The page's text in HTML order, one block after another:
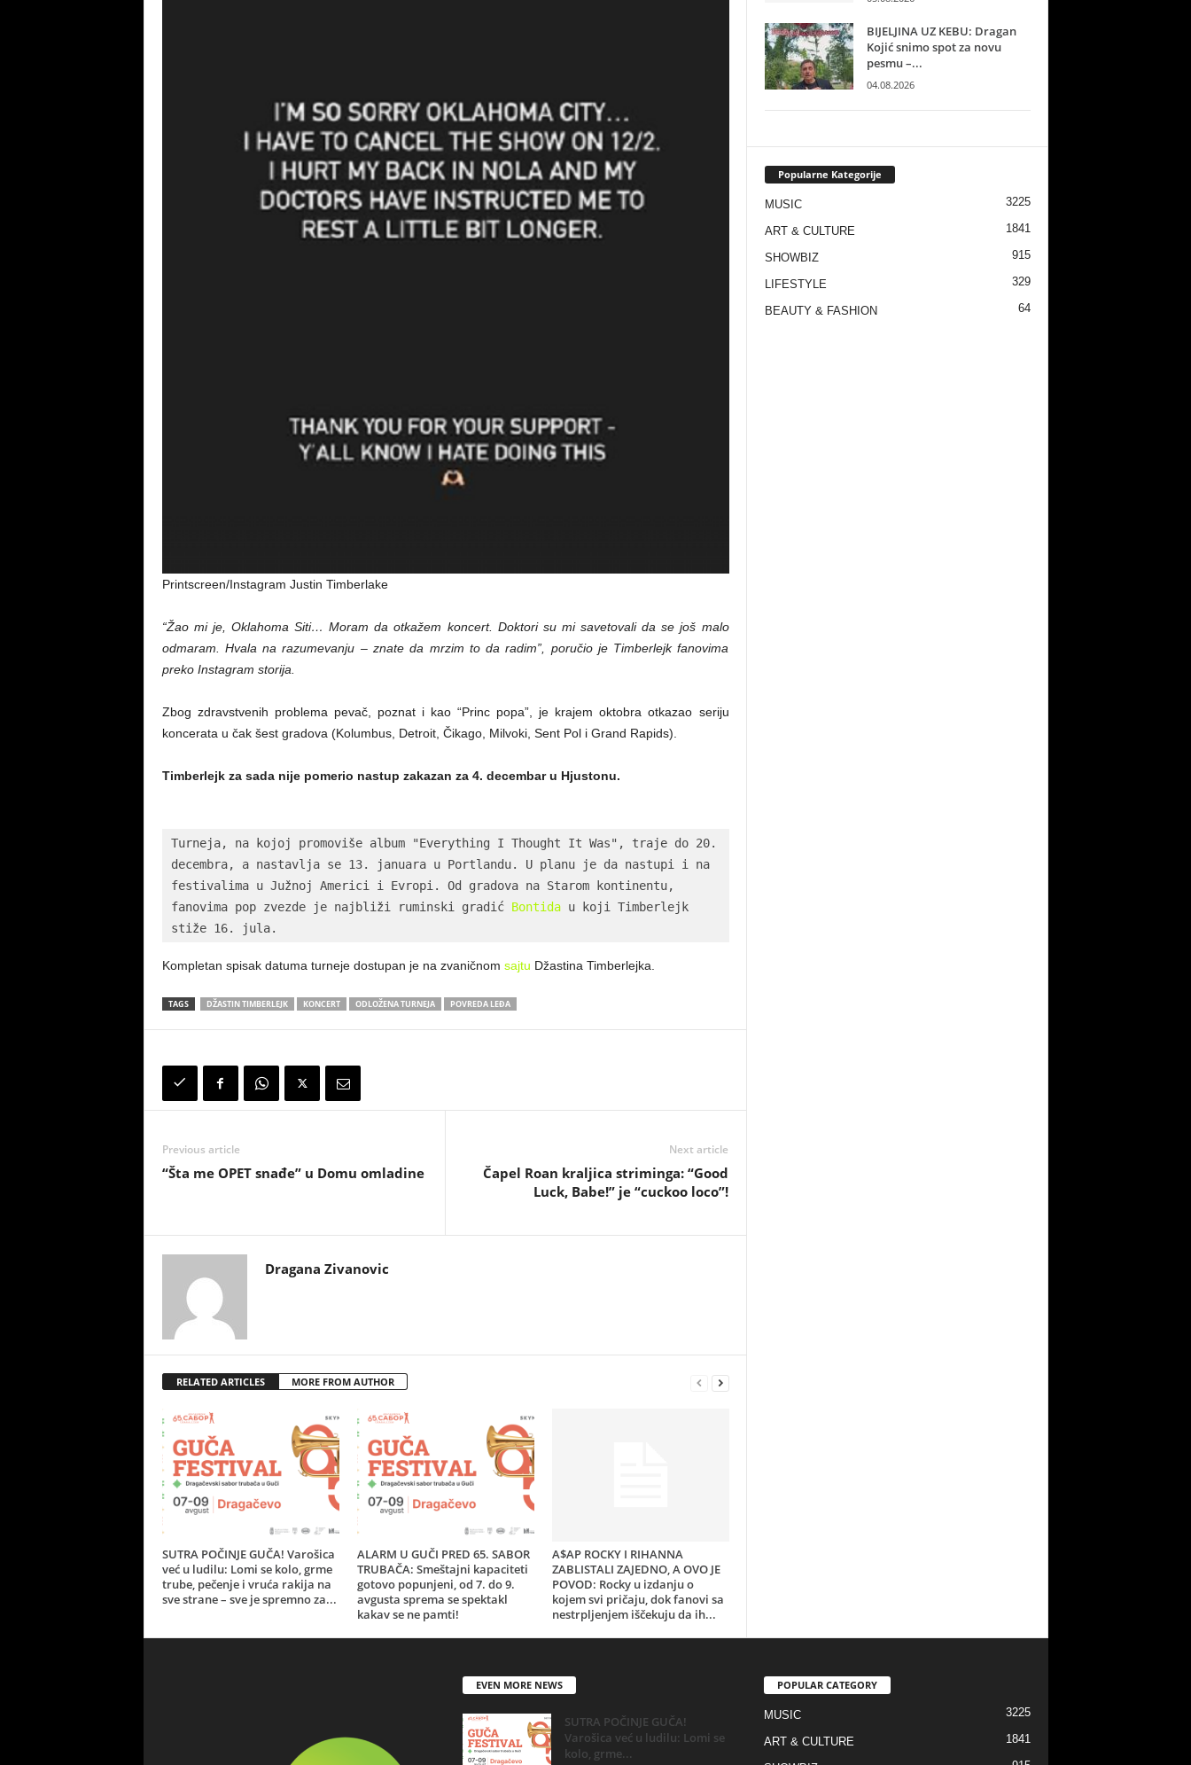
Printscreen/Instagram Justin Timberlake
“Žao mi je, Oklahoma Siti… Moram da otkažem koncert. Doktori su mi savetovali da se još malo
odmaram. Hvala na razumevanju – znate da mrzim to da radim”, poručio je Timberlejk fanovima
preko Instagram storija.
Zbog zdravstvenih problema pevač, poznat i kao “Princ popa”, je krajem oktobra otkazao seriju
koncerata u čak šest gradova (Kolumbus, Detroit, Čikago, Milvoki, Sent Pol i Grand Rapids).
Timberlejk za sada nije pomerio nastup zakazan za 4. decembar u Hjustonu.
Turneja, na kojoj promoviše album "Everything I Thought It Was", traje do 20.
decembra, a nastavlja se 13. januara u Portlandu. U planu je da nastupi i na
festivalima u Južnoj Americi i Evropi. Od gradova na Starom kontinentu,
fanovima pop zvezde je najbliži ruminski gradić Bontida u koji Timberlejk
stiže 16. jula.
Kompletan spisak datuma turneje dostupan je na zvaničnom sajtu Džastina Timberlejka.
TAGS DŽASTIN TIMBERLEJK KONCERT ODLOŽENA TURNEJA POVREDA LEĐA
Previous article
“Šta me OPET snađe” u Domu omladine
Next article
Čapel Roan kraljica striminga: “Good
Luck, Babe!” je “cuckoo loco”!
Dragana Zivanovic
RELATED ARTICLES MORE FROM AUTHOR
SUTRA POČINJE GUČA! Varošica
već u ludilu: Lomi se kolo, grme
trube, pečenje i vruća rakija na
sve strane – sve je spremno za...
ALARM U GUČI PRED 65. SABOR
TRUBAČA: Smeštajni kapaciteti
gotovo popunjeni, od 7. do 9.
avgusta sprema se spektakl
kakav se ne pamti!
A$AP ROCKY I RIHANNA
ZABLISTALI ZAJEDNO, A OVO JE
POVOD: Rocky u izdanju o
kojem svi pričaju, dok fanovi sa
nestrpljenjem iščekuju da ih...
BIJELJINA UZ KEBU: Dragan
Kojić snimo spot za novu
pesmu –...
04.08.2026
Popularne Kategorije
MUSIC 3225
ART & CULTURE 1841
SHOWBIZ 915
LIFESTYLE 329
BEAUTY & FASHION 64
EVEN MORE NEWS
SUTRA POČINJE GUČA!
Varošica već u ludilu: Lomi se
kolo, grme...
POPULAR CATEGORY
MUSIC 3225
ART & CULTURE 1841